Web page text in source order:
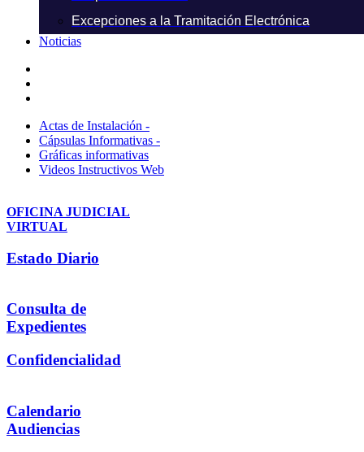
Excepciones a la Tramitación Electrónica
Noticias
Actas de Instalación -
Cápsulas Informativas -
Gráficas informativas
Videos Instructivos Web
OFICINA JUDICIAL
VIRTUAL
Estado Diario
Consulta de
Expedientes
Confidencialidad
Calendario
Audiencias